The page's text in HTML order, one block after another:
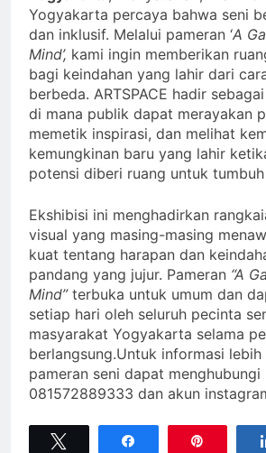
Yogyakarta percaya bahwa seni
dan inklusif. Melalui pameran ‘A
Mind’, kami ingin memberikan
bagi keindahan yang lahir dari
berbeda. ARTSPACE hadir
di mana publik dapat merayakan
memetik inspirasi, dan melihat
kemungkinan baru yang lahir
potensi diberi ruang untuk tumbuh
Ekshibisi ini menghadirkan
visual yang masing-masing
kuat tentang harapan dan
pandang yang jujur. Pameran “A
Mind”terbuka untuk umum dan
setiap hari oleh seluruh pecinta
masyarakat Yogyakarta selama
berlangsung.Untuk informasi lebih
pameran seni dapat
081572889333 dan akun